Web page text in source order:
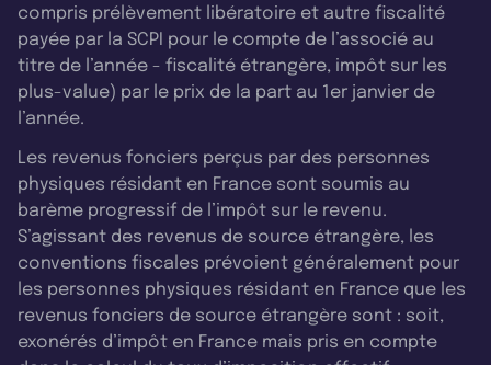
compris prélèvement libératoire et autre fiscalité
payée par la SCPI pour le compte de l’associé au
titre de l’année - fiscalité étrangère, impôt sur les
plus-value) par le prix de la part au 1er janvier de
l’année.
Les revenus fonciers perçus par des personnes
physiques résidant en France sont soumis au
barème progressif de l’impôt sur le revenu.
S’agissant des revenus de source étrangère, les
conventions fiscales prévoient généralement pour
les personnes physiques résidant en France que les
revenus fonciers de source étrangère sont : soit,
exonérés d’impôt en France mais pris en compte